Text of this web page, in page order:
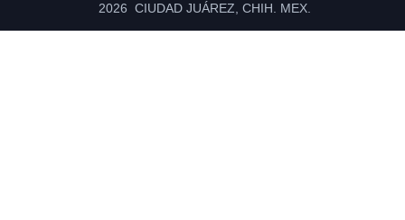
2026 CIUDAD JUÁREZ, CHIH. MEX.